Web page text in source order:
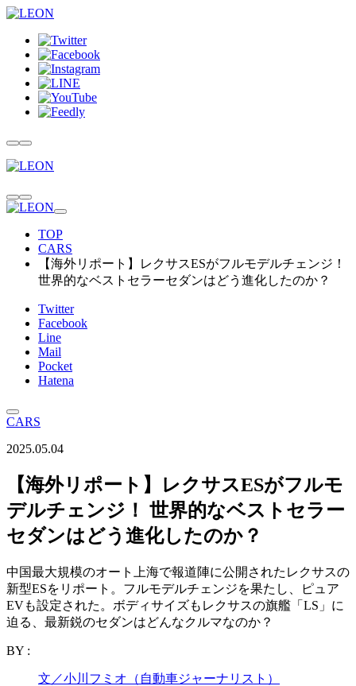
TOP
CARS
【海外リポート】レクサスESがフルモデルチェンジ！
世界的なベストセラーセダンはどう進化したのか？
Twitter
Facebook
Line
Mail
Pocket
Hatena
CARS
2025.05.04
【海外リポート】レクサスESがフルモ
デルチェンジ！ 世界的なベストセラー
セダンはどう進化したのか？
中国最大規模のオート上海で報道陣に公開されたレクサスの
新型ESをリポート。フルモデルチェンジを果たし、ピュア
EVも設定された。ボディサイズもレクサスの旗艦「LS」に
迫る、最新鋭のセダンはどんなクルマなのか？
BY :
文／小川フミオ（自動車ジャーナリスト）